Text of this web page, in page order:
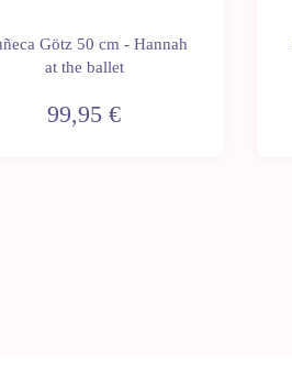
Götz 50 cm - Hannah
at the ballet
99,95 €